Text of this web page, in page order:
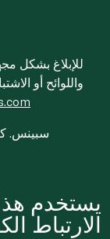
للإبلاغ بشكل
واللوائح أو
© 2020-
يستخدم
الارتباط